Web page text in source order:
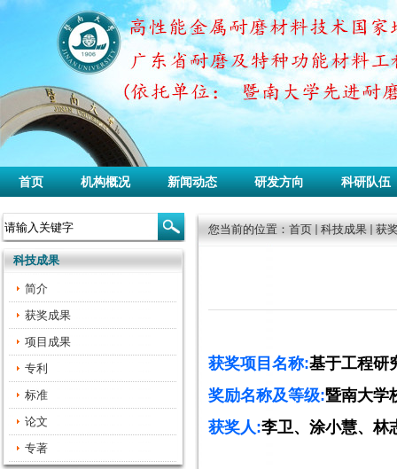
首页 机构概况 新闻动态 研发方向 科研队伍
科技成果
简介
获奖成果
项目成果
专利
标准
论文
专著
您当前的位置： 首页 科技成果 获
获奖项目名称:基于工程研
奖励名称及等级:暨南大学
获奖人:李卫、涂小慧、林